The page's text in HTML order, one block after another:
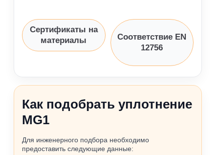
Сертификаты на
материалы
Соответствие EN
12756
Как подобрать уплотнение
MG1
Для инженерного подбора необходимо
предоставить следующие данные: